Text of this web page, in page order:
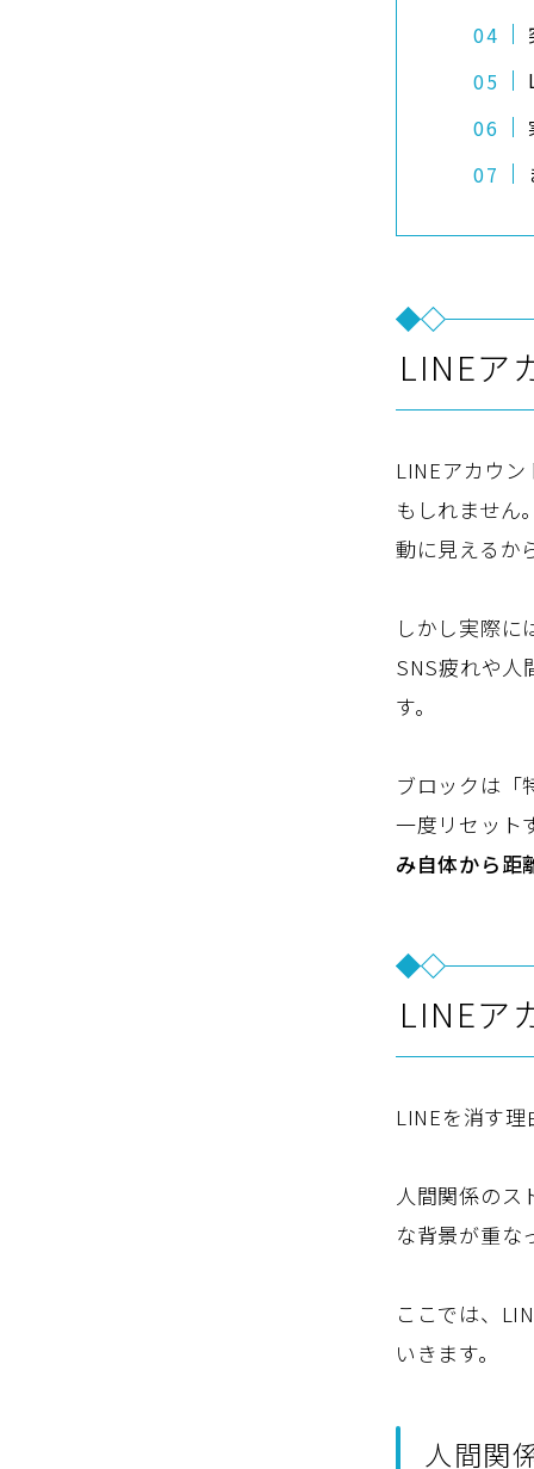
LINEア
LINEアカウ
もしれません
動に見えるか
しかし実際に
SNS疲れや人
す。
ブロックは「
一度リセット
み自体から距
LINEア
LINEを消す
人間関係のス
な背景が重な
ここでは、
いきます。
人間関